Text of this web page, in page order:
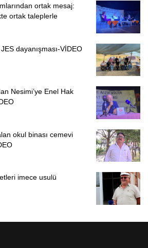
ortak mesaj:
ortak taleplerle
dayanışması-VİDEO
Nesimi’ye Enel Hak
okul binası cemevi
imece usulü